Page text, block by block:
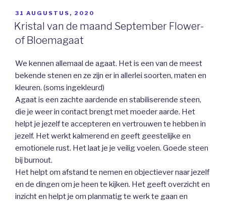
GEPLAATST
OP
31 AUGUSTUS, 2020
Kristal van de maand September Flower-
of Bloemagaat
We kennen allemaal de agaat. Het is een van de meest
bekende stenen en ze zijn er in allerlei soorten, maten en
kleuren. (soms ingekleurd)
Agaat is een zachte aardende en stabiliserende steen,
die je weer in contact brengt met moeder aarde. Het
helpt je jezelf te accepteren en vertrouwen te hebben in
jezelf. Het werkt kalmerend en geeft geestelijke en
emotionele rust. Het laat je je veilig voelen. Goede steen
bij burnout.
Het helpt om afstand te nemen en objectiever naar jezelf
en de dingen om je heen te kijken. Het geeft overzicht en
inzicht en helpt je om planmatig te werk te gaan en